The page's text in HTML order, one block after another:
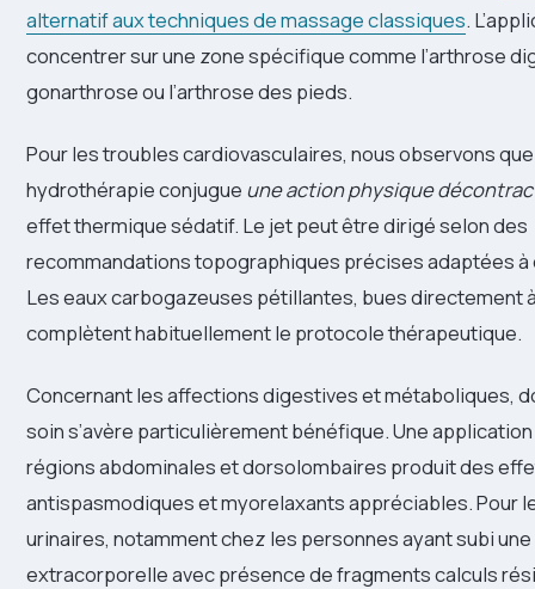
alternatif aux techniques de massage classiques.
concentrer sur une zone spécifique comme l’arthrose
gonarthrose ou l’arthrose des pieds.
Pour les troubles cardiovasculaires, nous observons
hydrothérapie conjugue une action physique
effet thermique sédatif. Le jet peut être dirigé selon des
recommandations topographiques précises adaptées à
Les eaux carbogazeuses pétillantes, bues directement
complètent habituellement le protocole thérapeutique.
Concernant les affections digestives et métaboliques,
soin s’avère particulièrement bénéfique. Une
régions abdominales et dorsolombaires produit des
antispasmodiques et myorelaxants appréciables. Pour
urinaires, notamment chez les personnes ayant subi
extracorporelle avec présence de fragments calculs